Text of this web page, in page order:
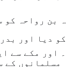
انتظام عبد
دیا اور
مکے سے